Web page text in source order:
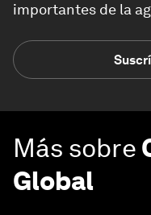
importantes de la
Más sobre
Global